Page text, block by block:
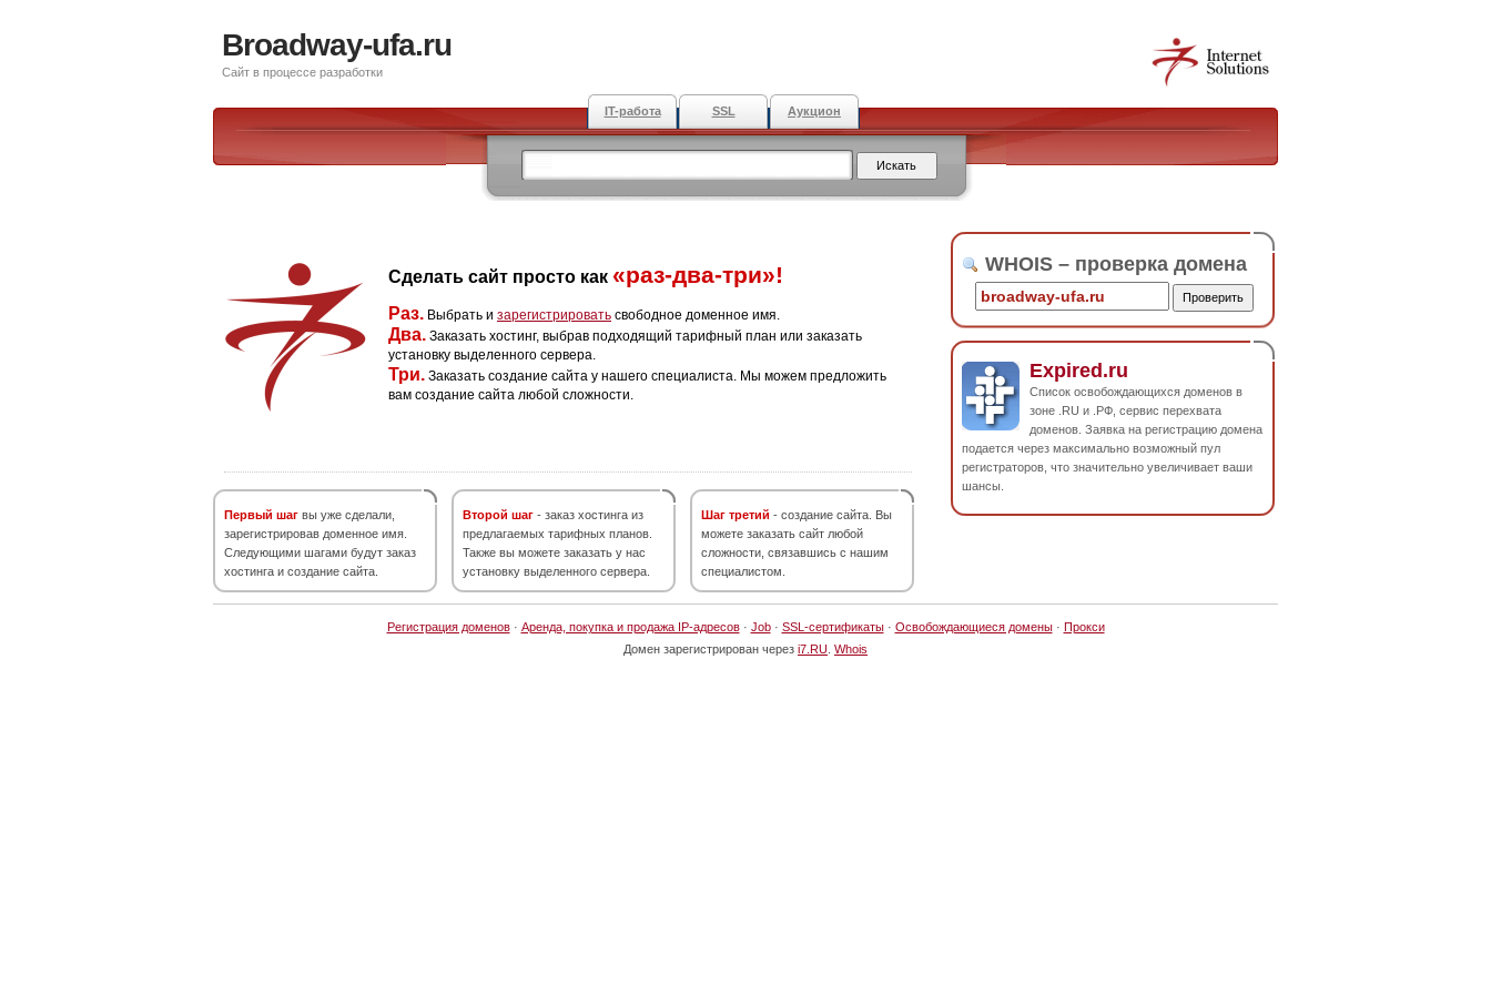
Broadway-ufa.ru
Сайт в процессе разработки
IT-работа SSL Аукцион
Сделать сайт просто как «раз-два-три»!
Раз. Выбрать и зарегистрировать свободное доменное имя.
Два. Заказать хостинг, выбрав подходящий тарифный план или заказать
установку выделенного сервера.
Три. Заказать создание сайта у нашего специалиста. Мы можем предложить
вам создание сайта любой сложности.
Первый шаг вы уже сделали,
зарегистрировав доменное имя.
Следующими шагами будут заказ
хостинга и создание сайта.
Второй шаг - заказ хостинга из
предлагаемых тарифных планов.
Также вы можете заказать у нас
установку выделенного сервера.
Шаг третий - создание сайта. Вы
можете заказать сайт любой
сложности, связавшись с нашим
специалистом.
WHOIS – проверка домена
Expired.ru
Список освобождающихся доменов в
зоне .RU и .РФ, сервис перехвата
доменов. Заявка на регистрацию домена
подается через максимально возможный пул
регистраторов, что значительно увеличивает ваши
шансы.
Регистрация доменов· Аренда, покупка и продажа IP-адресов· Job· SSL-сертификаты· Освобождающиеся домены· Прокси
Домен зарегистрирован через i7.RU Whois